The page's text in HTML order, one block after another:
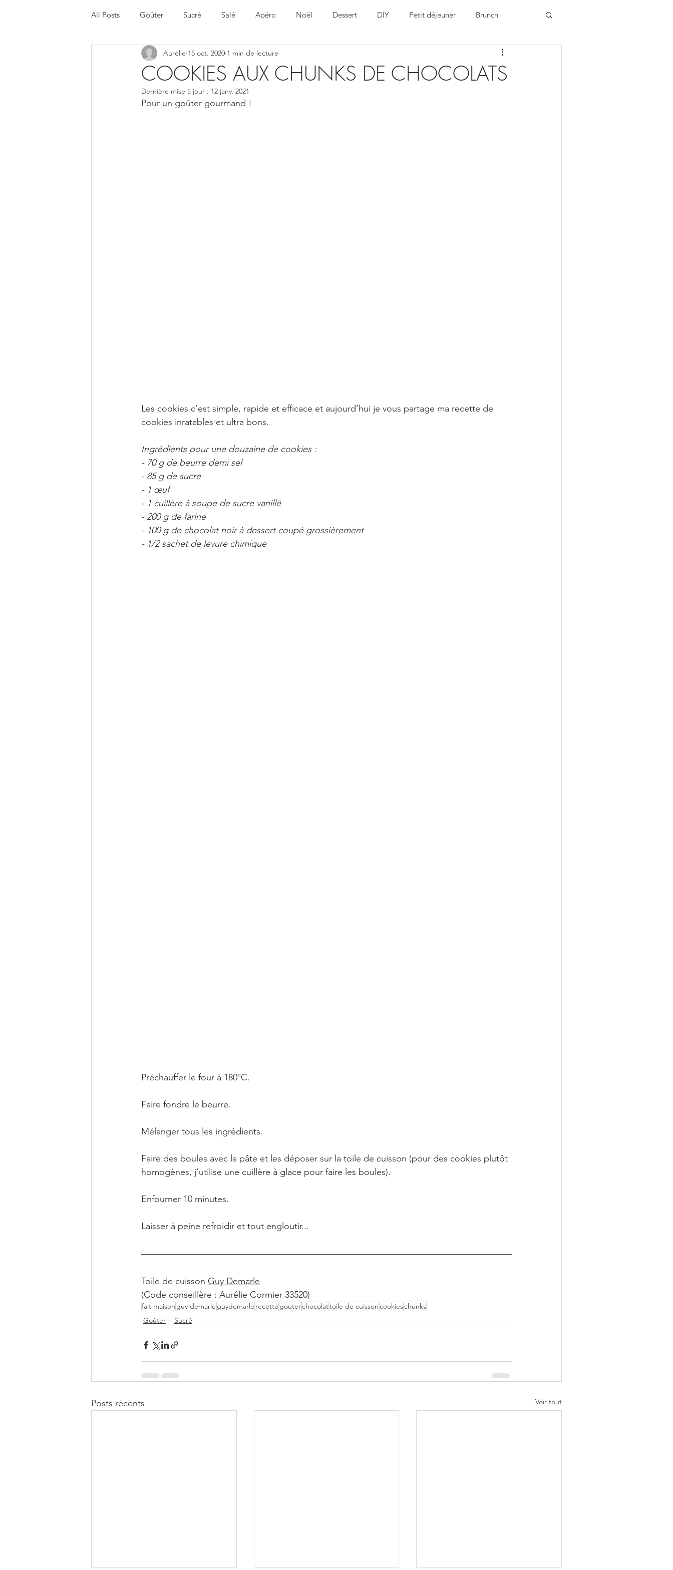
All Posts Goûter Sucré Salé Apéro Noël Dessert DIY Petit déjeuner Brunch
Halloween Menu de la semaine Healthy
COOKIES AUX CHUNKS DE CHOCOLATS
Aurélie 15 oct. 2020 1 min de lecture
Dernière mise à jour : 12 janv. 2021
Pour un goûter gourmand !
Les cookies c’est simple, rapide et efficace et aujourd’hui je vous partage ma recette de
cookies inratables et ultra bons.
Ingrédients pour une douzaine de cookies :
- 70 g de beurre demi sel
- 85 g de sucre
- 1 œuf
- 1 cuillère à soupe de sucre vanillé
- 200 g de farine
- 100 g de chocolat noir à dessert coupé grossièrement
- 1/2 sachet de levure chimique
Préchauffer le four à 180°C.
Faire fondre le beurre.
Mélanger tous les ingrédients.
Faire des boules avec la pâte et les déposer sur la toile de cuisson (pour des cookies plutôt
homogènes, j’utilise une cuillère à glace pour faire les boules).
Enfourner 10 minutes.
Laisser à peine refroidir et tout engloutir...
Toile de cuisson Guy Demarle
(Code conseillère : Aurélie Cormier 33520)
fait maison guy demarle guydemarle recette gouterchocolattoile de cuissoncookieschunks
Goûter
Sucré
Posts récents Voir tout